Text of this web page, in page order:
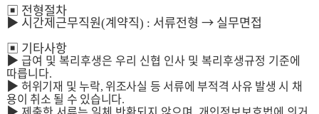
▣ 전형절차
▶ 시간제근무직원(계약직) : 서류전형 →실무면접
▣ 기타사항
▶ 급여 및 복리후생은 우리 신협 인사 및 복리후생규정 기준에
따릅니다.
▶허위기재 및 누락, 위조사실 등 서류에 부적격 사유 발생 시 채
용이 취소 될 수 있습니다.